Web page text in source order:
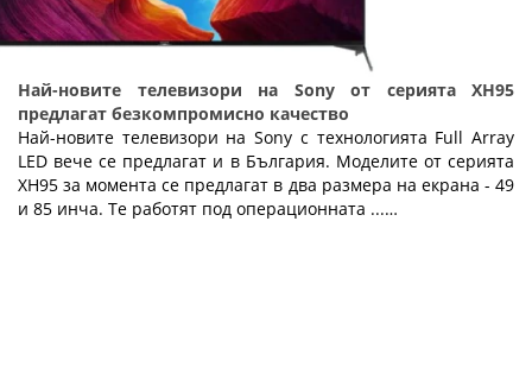
Най-новите телевизори на Sony от серията XH95
предлагат безкомпромисно качество
Най-новите телевизори на Sony с технологията Full Array
LED вече се предлагат и в България. Моделите от серията
XH95 за момента се предлагат в два размера на екрана - 49
и 85 инча. Те работят под операционната ...…